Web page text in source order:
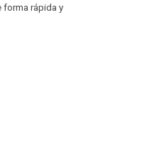
forma rápida y